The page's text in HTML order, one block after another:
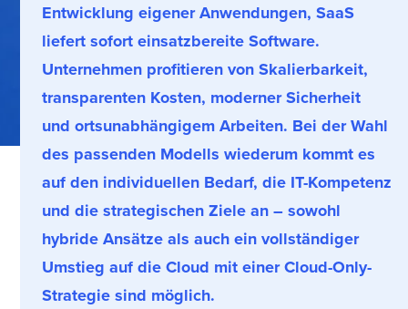
Entwicklung eigener Anwendungen, SaaS
liefert sofort einsatzbereite Software.
Unternehmen profitieren von Skalierbarkeit,
transparenten Kosten, moderner Sicherheit
und ortsunabhängigem Arbeiten. Bei der Wahl
des passenden Modells wiederum kommt es
auf den individuellen Bedarf, die IT-Kompetenz
und die strategischen Ziele an – sowohl
hybride Ansätze als auch ein vollständiger
Umstieg auf die Cloud mit einer Cloud-Only-
Strategie sind möglich.